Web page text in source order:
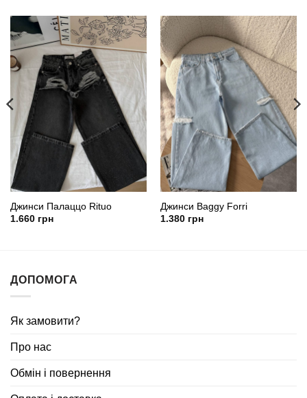
Джинси Палаццо Rituo
1.660грн
Джинси Baggy Forri
1.380грн
ДОПОМОГА
Як замовити?
Про нас
Обмін і повернення